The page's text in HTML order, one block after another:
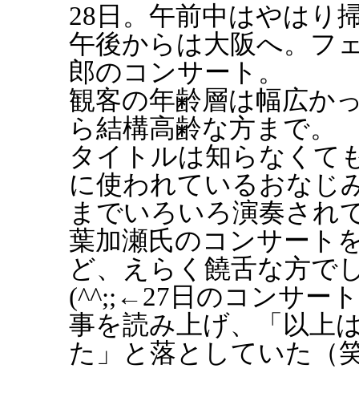
28日。午前中はやはり
午後からは大阪へ。フ
郎のコンサート。
観客の年齢層は幅広か
ら結構高齢な方まで。
タイトルは知らなくて
に使われているおなじ
までいろいろ演奏され
葉加瀬氏のコンサート
ど、えらく饒舌な方で
(^^;;←27日のコンサー
事を読み上げ、「以上
た」と落としていた（